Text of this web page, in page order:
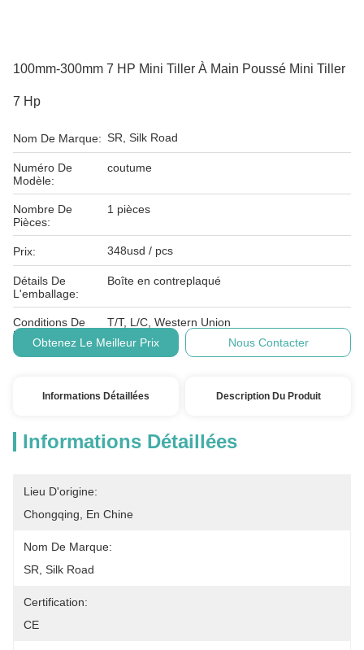
100mm-300mm 7 HP Mini Tiller À Main Poussé Mini Tiller
7 Hp
Nom De Marque: SR, Silk Road
Numéro De
Modèle:
coutume
Nombre De
Pièces:
1 pièces
Prix: 348usd / pcs
Détails De
L'emballage:
Boîte en contreplaqué
Conditions De
Paiement:
T/T, L/C, Western Union
Obtenez Le Meilleur Prix
Nous Contacter
Informations Détaillées Description Du Produit
Informations Détaillées
Lieu D'origine:
Chongqing, En Chine
Nom De Marque:
SR, Silk Road
Certification:
CE